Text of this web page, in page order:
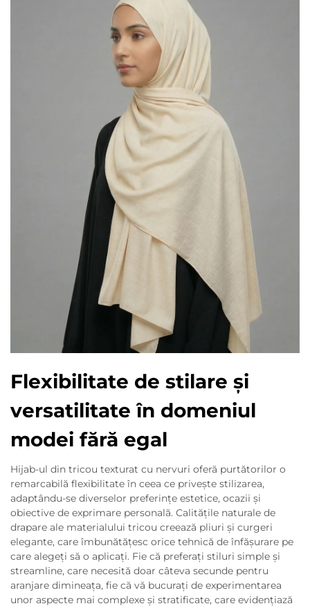
Flexibilitate de stilare și
versatilitate în domeniul
modei fără egal
Hijab-ul din tricou texturat cu nervuri oferă purtătorilor o
remarcabilă flexibilitate în ceea ce privește stilizarea,
adaptându-se diverselor preferințe estetice, ocazii și
obiective de exprimare personală. Calitățile naturale de
drapare ale materialului tricou creează pliuri și curgeri
elegante, care îmbunătățesc orice tehnică de înfășurare pe
care alegeți să o aplicați. Fie că preferați stiluri simple și
streamline, care necesită doar câteva secunde pentru
aranjare dimineața, fie că vă bucurați de experimentarea
unor aspecte mai complexe și stratificate, care evidențiază